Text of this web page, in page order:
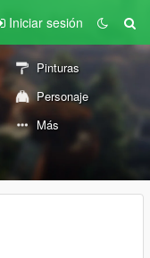
Iniciar sesión
Pinturas
Personaje
Más